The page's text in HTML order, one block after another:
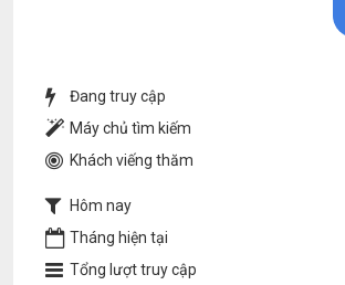
Đang truy cập
Máy chủ tìm kiếm
Khách viếng thăm
Hôm nay
Tháng hiện tại
Tổng lượt truy cập